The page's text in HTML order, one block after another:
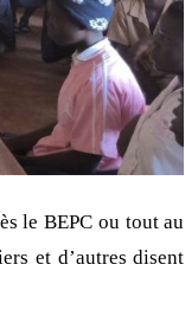
le BEPC ou tout au
et d’autres disent